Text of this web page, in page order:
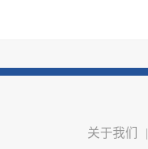
关于我们 |